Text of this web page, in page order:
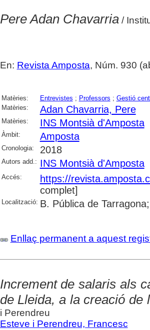
Pere Adan Chavarria/
En: Revista Amposta, Núm. 930
Matèries: Entrevistes ; Professors ; Gestió
Matèries:
Adan Chavarria, Pere
Matèries: INS Montsià d'Amposta
Àmbit: Amposta
Cronologia: 2018
Autors add.: INS Montsià d'Amposta
Accés:
https://
complet]
Localització: B. Pública de
Enllaç permanent a aquest
Increment de salaris als
de Lleida, a la creació de
i Perendreu
Esteve i Perendreu, Francesc